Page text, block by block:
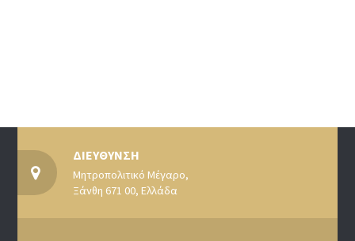
ΔΙΕΥΘΥΝΣΗ
Μητροπολιτικό Μέγαρο,
Ξάνθη 671 00, Ελλάδα